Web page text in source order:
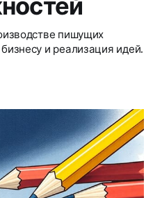
пишущих
и реализация идей.